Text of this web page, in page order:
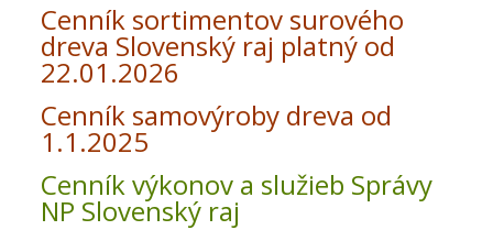
Cenník sortimentov surového
dreva Slovenský raj platný od
22.01.2026
Cenník samovýroby dreva od
1.1.2025
Cenník výkonov a služieb Správy
NP Slovenský raj